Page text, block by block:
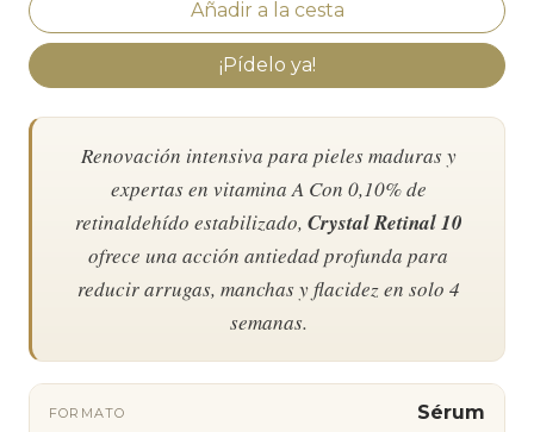
¡Pídelo ya!
Renovación intensiva para pieles maduras y
expertas en vitamina A Con 0,10% de
retinaldehído estabilizado, Crystal Retinal 10
ofrece una acción antiedad profunda para
reducir arrugas, manchas y flacidez en solo 4
semanas.
FORMATO Sérum